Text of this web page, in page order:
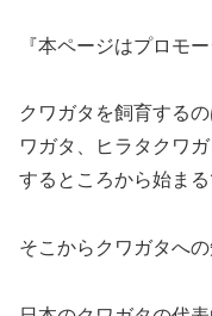
『本ページはプロモ
クワガタを飼育する
ワガタ、ヒラタクワ
するところから始まる
そこからクワガタへの